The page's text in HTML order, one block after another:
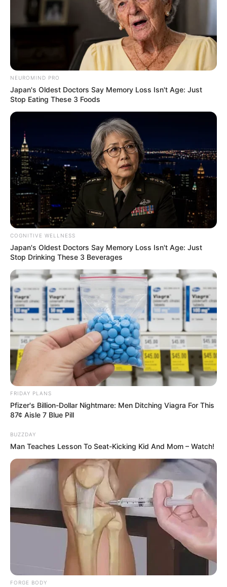
NEUROMIND PRO
Japan's Oldest Doctors Say Memory Loss Isn't Age: Just
Stop Eating These 3 Foods
COGNITIVE WELLNESS
Japan's Oldest Doctors Say Memory Loss Isn't Age: Just
Stop Drinking These 3 Beverages
FRIDAY PLANS
Pfizer's Billion-Dollar Nightmare: Men Ditching Viagra For This
87¢ Aisle 7 Blue Pill
BUZZDAY
Man Teaches Lesson To Seat-Kicking Kid And Mom – Watch!
FORGE BODY